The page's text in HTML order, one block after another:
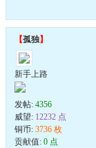
【孤独】
新手上路
发帖: 4356
威望: 12232 点
铜币: 3736 枚
贡献值: 0 点